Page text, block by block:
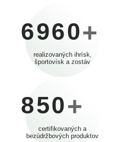
6960+
realizovaných ihrísk,
športovísk a zostáv
850+
certifikovaných a
bezúdržbových produktov